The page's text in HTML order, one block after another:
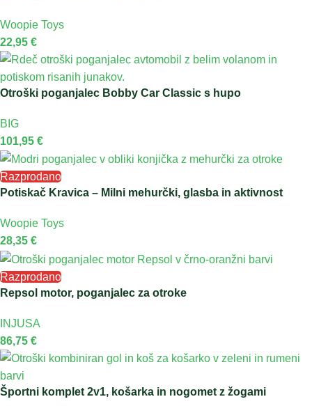
Woopie Toys
22,95 €
Otroški poganjalec Bobby Car Classic s hupo
BIG
101,95 €
Razprodano
Potiskač Kravica – Milni mehurčki, glasba in aktivnost
Woopie Toys
28,35 €
Razprodano
Repsol motor, poganjalec za otroke
INJUSA
86,75 €
Športni komplet 2v1, košarka in nogomet z žogami